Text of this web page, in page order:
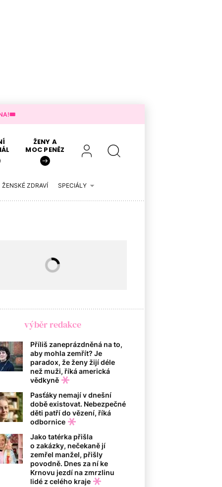
ŽENY A
MOC PENĚZ
ŽENSKÉ ZDRAVÍ SPECIÁLY
výběr redakce
Příliš zaneprázdněná na to,
aby mohla zemřít? Je
paradox, že ženy žijí déle
než muži, říká americká
vědkyně
Pasťáky nemají v dnešní
době existovat. Nebezpečné
děti patří do vězení, říká
odbornice
Jako tatérka přišla
o zakázky, nečekaně jí
zemřel manžel, přišly
povodně. Dnes za ní ke
Krnovu jezdí na zmrzlinu
lidé z celého kraje